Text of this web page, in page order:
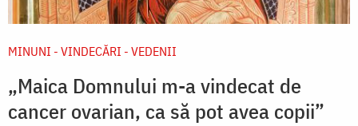
MINUNI - VINDECĂRI - VEDENII
„Maica Domnului m-a vindecat de
cancer ovarian, ca să pot avea copii”